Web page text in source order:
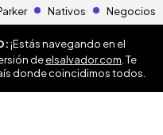
Nativos Negocios
¡Estás navegando en el
deelsalvador.com . Te
donde coincidimos todos.